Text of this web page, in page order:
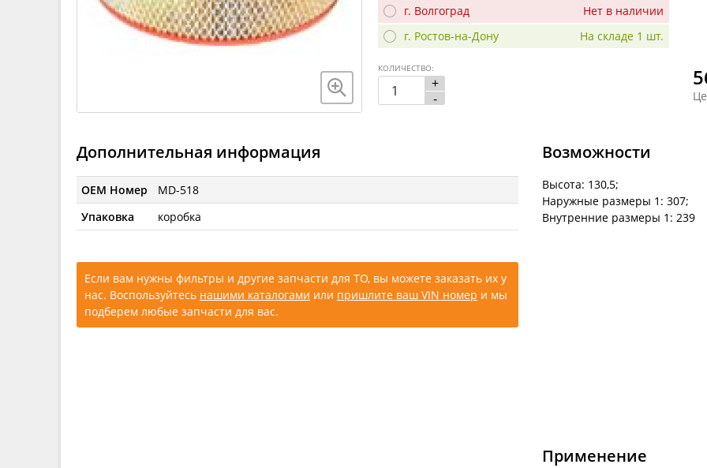
г. Волгоград
Нет в наличии
г. Ростов-на-Дону
На складе 1 шт.
+
-
КОЛИЧЕСТВО:
Дополнительная информация
OEM Номер
MD-518
Упаковка
коробка
Если вам нужны фильтры и другие запчасти для ТО, вы можете заказать их у
нас. Воспользуйтесь нашими каталогами или пришлите ваш VIN номер и мы
подберем любые запчасти для вас.
Возможности
Высота: 130,5;
Наружные размеры 1: 307;
Внутренние размеры 1: 239
Применение